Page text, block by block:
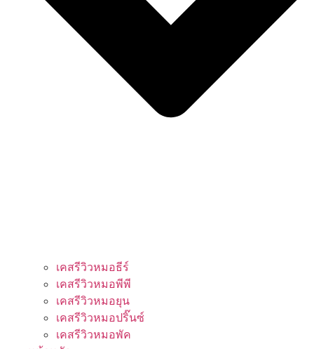
เคสรีวิวหมอธีร์
เคสรีวิวหมอพีพี
เคสรีวิวหมอยุน
เคสรีวิวหมอปริ๊นซ์
เคสรีวิวหมอพัค